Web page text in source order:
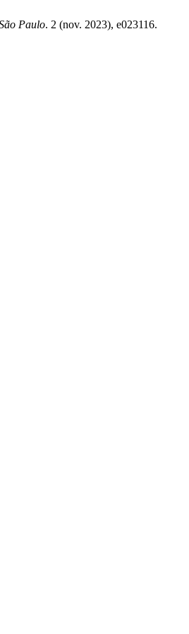
Paulo. 2 (nov. 2023), e023116.